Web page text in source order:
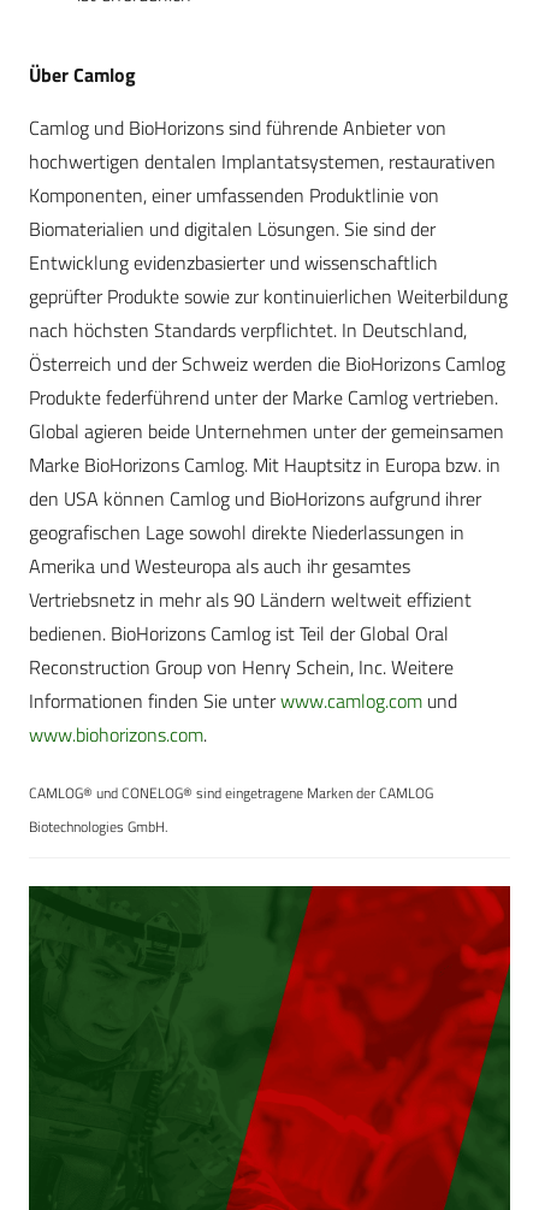
Über Camlog
Camlog und BioHorizons sind führende Anbieter von
hochwertigen dentalen Implantatsystemen, restaurativen
Komponenten, einer umfassenden Produktlinie von
Biomaterialien und digitalen Lösungen. Sie sind der
Entwicklung evidenzbasierter und wissenschaftlich
geprüfter Produkte sowie zur kontinuierlichen Weiterbildung
nach höchsten Standards verpflichtet. In Deutschland,
Österreich und der Schweiz werden die BioHorizons Camlog
Produkte federführend unter der Marke Camlog vertrieben.
Global agieren beide Unternehmen unter der gemeinsamen
Marke BioHorizons Camlog. Mit Hauptsitz in Europa bzw. in
den USA können Camlog und BioHorizons aufgrund ihrer
geografischen Lage sowohl direkte Niederlassungen in
Amerika und Westeuropa als auch ihr gesamtes
Vertriebsnetz in mehr als 90 Ländern weltweit effizient
bedienen. BioHorizons Camlog ist Teil der Global Oral
Reconstruction Group von Henry Schein, Inc. Weitere
Informationen finden Sie unterwww.camlog.com und
www.biohorizons.com.
CAMLOG® und CONELOG® sind eingetragene Marken der CAMLOG
Biotechnologies GmbH.